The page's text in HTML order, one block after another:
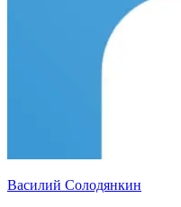
Василий Солодянкин